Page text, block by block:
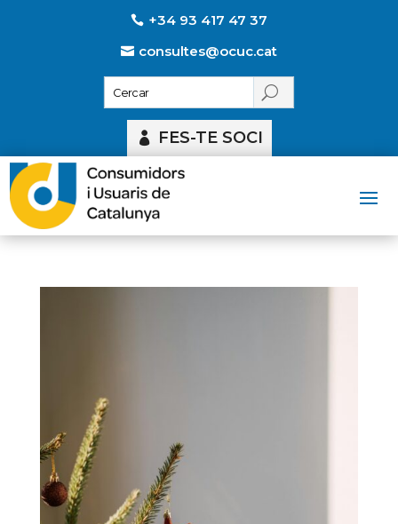
+34 93 417 47 37
consultes@ocuc.cat
FES-TE SOCI